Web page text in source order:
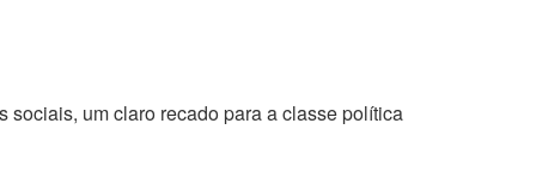
sociais, um claro recado para a classe política